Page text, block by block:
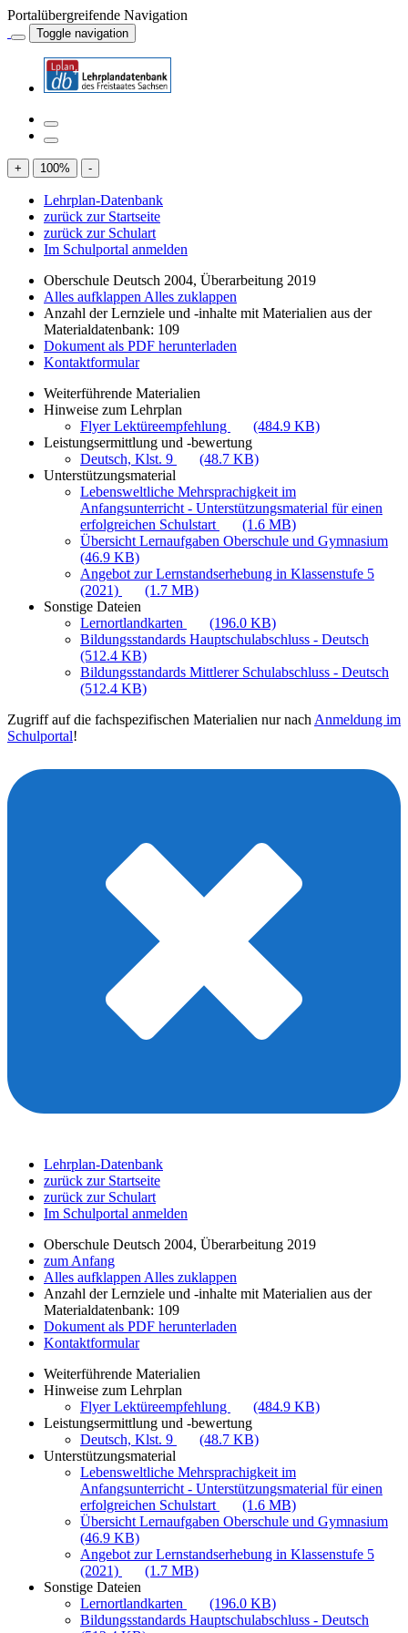
Portalübergreifende Navigation
Toggle navigation
+ 100% -
Lehrplan-Datenbank
zurück zur Startseite
zurück zur Schulart
Im Schulportal anmelden
Oberschule Deutsch 2004, Überarbeitung 2019
Alles aufklappen Alles zuklappen
Anzahl der Lernziele und -inhalte mit Materialien aus der
Materialdatenbank: 109
Dokument als PDF herunterladen
Kontaktformular
Weiterführende Materialien
Hinweise zum Lehrplan
Flyer Lektüreempfehlung
(484.9 KB)
Leistungsermittlung und -bewertung
Deutsch, Klst. 9
(48.7 KB)
Unterstützungsmaterial
Lebensweltliche Mehrsprachigkeit im
Anfangsunterricht - Unterstützungsmaterial für einen
erfolgreichen Schulstart
(1.6 MB)
Übersicht Lernaufgaben Oberschule und Gymnasium
(46.9 KB)
Angebot zur Lernstandserhebung in Klassenstufe 5
(2021)
(1.7 MB)
Sonstige Dateien
Lernortlandkarten
(196.0 KB)
Bildungsstandards Hauptschulabschluss - Deutsch
(512.4 KB)
Bildungsstandards Mittlerer Schulabschluss - Deutsch
(512.4 KB)
Zugriff auf die fachspezifischen Materialien nur nach Anmeldung im
Schulportal!
Lehrplan-Datenbank
zurück zur Startseite
zurück zur Schulart
Im Schulportal anmelden
Oberschule Deutsch 2004, Überarbeitung 2019
zum Anfang
Alles aufklappen Alles zuklappen
Anzahl der Lernziele und -inhalte mit Materialien aus der
Materialdatenbank: 109
Dokument als PDF herunterladen
Kontaktformular
Weiterführende Materialien
Hinweise zum Lehrplan
Flyer Lektüreempfehlung
(484.9 KB)
Leistungsermittlung und -bewertung
Deutsch, Klst. 9
(48.7 KB)
Unterstützungsmaterial
Lebensweltliche Mehrsprachigkeit im
Anfangsunterricht - Unterstützungsmaterial für einen
erfolgreichen Schulstart
(1.6 MB)
Übersicht Lernaufgaben Oberschule und Gymnasium
(46.9 KB)
Angebot zur Lernstandserhebung in Klassenstufe 5
(2021)
(1.7 MB)
Sonstige Dateien
Lernortlandkarten
(196.0 KB)
Bildungsstandards Hauptschulabschluss - Deutsch